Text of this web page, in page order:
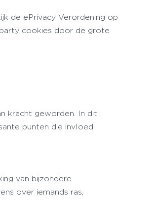
de ePrivacy Verordening op
cookies door de grote
kracht geworden. In dit
punten die invloed
van bijzondere
over iemands ras,